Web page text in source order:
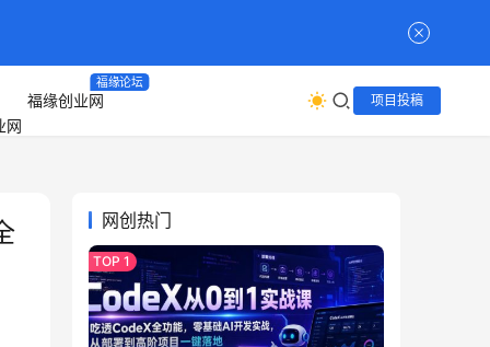
福缘创业网
福缘论坛
项目投稿
网创热门